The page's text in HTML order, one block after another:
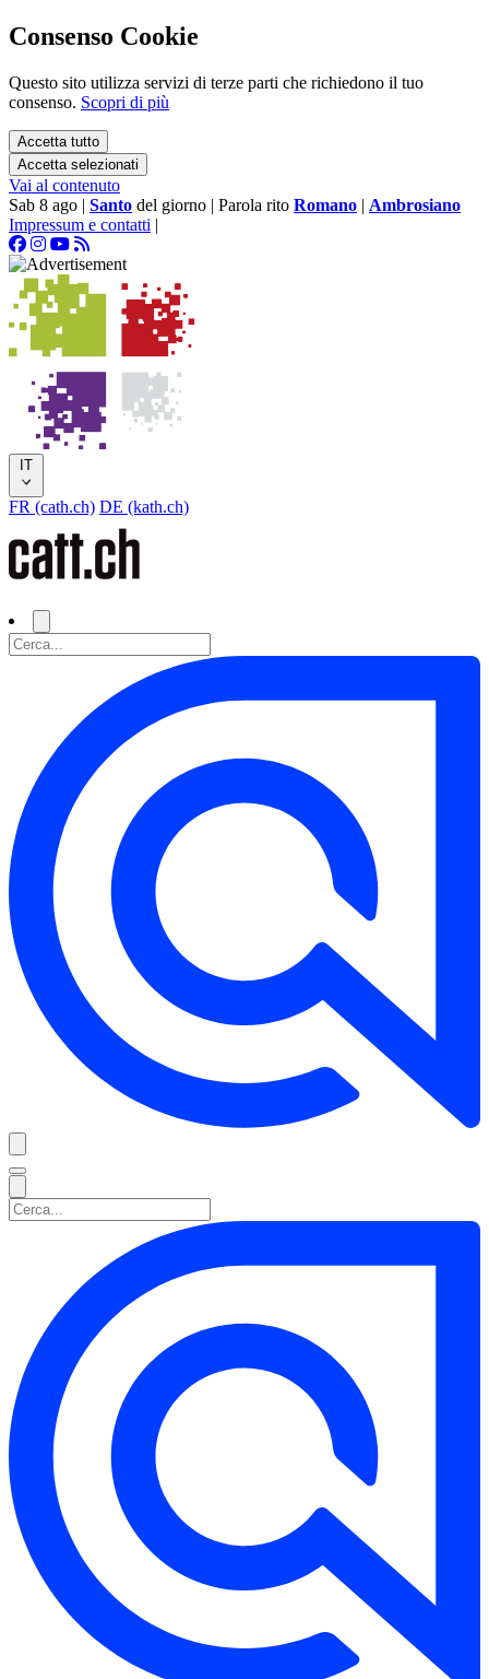
Consenso Cookie
Questo sito utilizza servizi di terze parti che richiedono il tuo
consenso. Scopri di più
Accetta tutto
Accetta selezionati
Vai al contenuto
Sab 8 ago | Santo del giorno | Parola rito Romano | Ambrosiano
Impressum e contatti |
IT
FR (cath.ch) DE (kath.ch)